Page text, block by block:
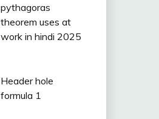
pythagoras
theorem uses at
work in hindi 2025
Header hole
formula 1